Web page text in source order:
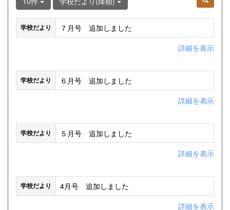
学校だより
７月号 追加しました
詳細を表示
学校だより
６月号 追加しました
詳細を表示
学校だより
５月号 追加しました
詳細を表示
学校だより
4月号 追加しました
詳細を表示